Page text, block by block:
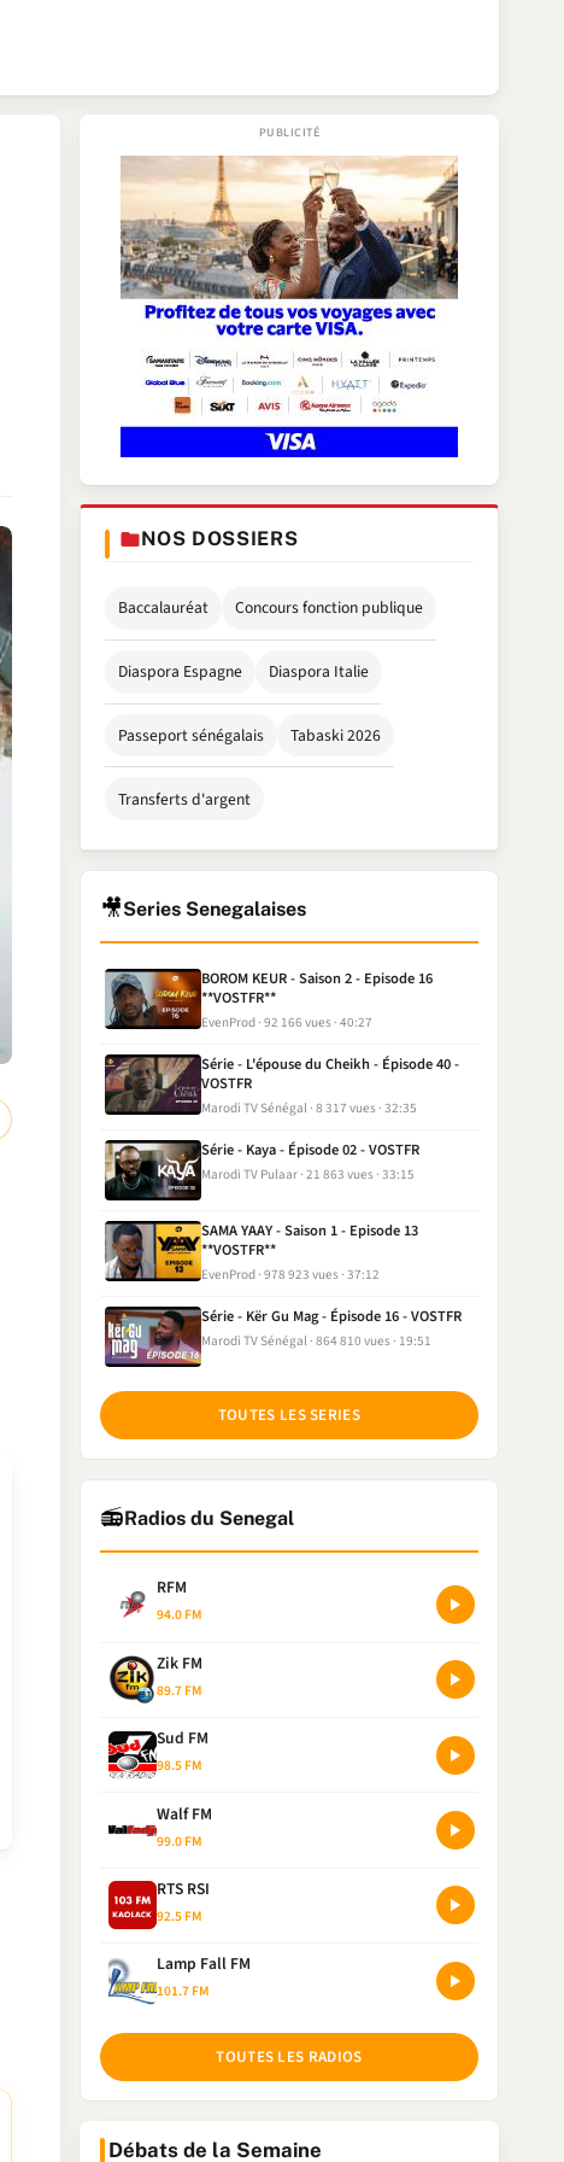
NOS DOSSIERS
Baccalauréat Concours fonction publique
Diaspora Espagne Diaspora Italie
Passeport sénégalais Tabaski 2026
Transferts d'argent
🎥Series Senegalaises
BOROM KEUR - Saison 2 - Episode 16
**VOSTFR**
EvenProd 92 166 vues 40:27
Série - L'épouse du Cheikh - Épisode 40 -
VOSTFR
Marodi TV Sénégal 8 317 vues 32:35
Série - Kaya - Épisode 02 - VOSTFR
Marodi TV Pulaar 21 863 vues 33:15
SAMA YAAY - Saison 1 - Episode 13
**VOSTFR**
EvenProd 978 923 vues 37:12
Série - Kër Gu Mag - Épisode 16 - VOSTFR
Marodi TV Sénégal 864 810 vues 19:51
TOUTES LES SERIES
📻Radios du Senegal
RFM
94.0 FM
Zik FM
89.7 FM
Sud FM
98.5 FM
Walf FM
99.0 FM
RTS RSI
92.5 FM
Lamp Fall FM
101.7 FM
TOUTES LES RADIOS
Débats de la Semaine